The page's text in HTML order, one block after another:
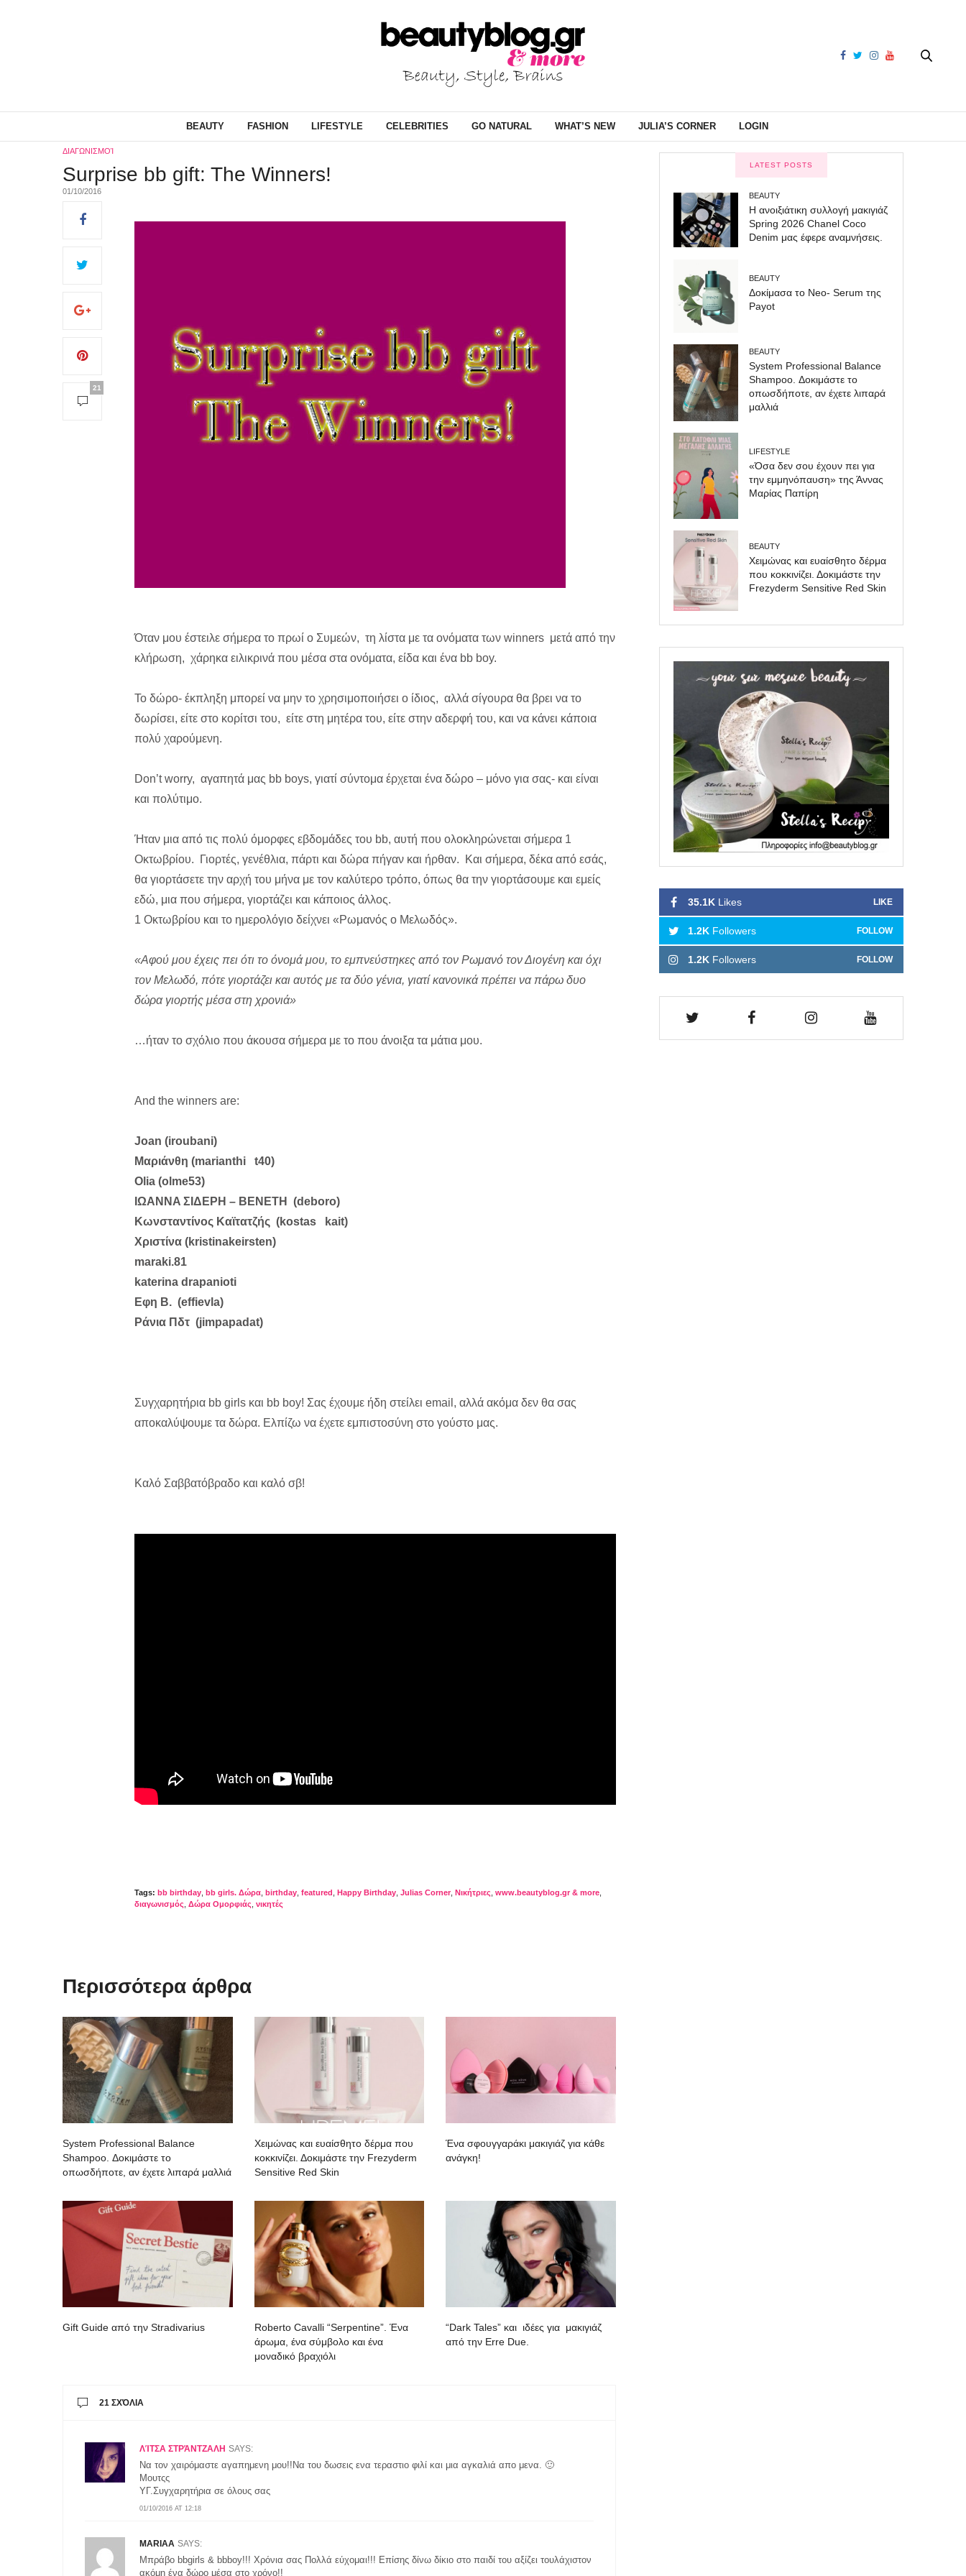
BEAUTY FASHION LIFESTYLE CELEBRITIES GO NATURAL WHAT’S NEW JULIA’S CORNER LOGIN
ΔΙΑΓΩΝΙΣΜΟΊ
Surprise bb gift: The Winners!
01/10/2016
21
Όταν μου έστειλε σήμερα το πρωί ο Συμεών, τη λίστα με τα ονόματα των winners μετά από την
κλήρωση, χάρηκα ειλικρινά που μέσα στα ονόματα, είδα και ένα bb boy.
Το δώρο- έκπληξη μπορεί να μην το χρησιμοποιήσει ο ίδιος, αλλά σίγουρα θα βρει να το
δωρίσει, είτε στο κορίτσι του, είτε στη μητέρα του, είτε στην αδερφή του, και να κάνει κάποια
πολύ χαρούμενη.
Don’t worry, αγαπητά μας bb boys, γιατί σύντομα έρχεται ένα δώρο – μόνο για σας- και είναι
και πολύτιμο.
Ήταν μια από τις πολύ όμορφες εβδομάδες του bb, αυτή που ολοκληρώνεται σήμερα 1
Οκτωβρίου. Γιορτές, γενέθλια, πάρτι και δώρα πήγαν και ήρθαν. Και σήμερα, δέκα από εσάς,
θα γιορτάσετε την αρχή του μήνα με τον καλύτερο τρόπο, όπως θα την γιορτάσουμε και εμείς
εδώ, μια που σήμερα, γιορτάζει και κάποιος άλλος.
1 Οκτωβρίου και το ημερολόγιο δείχνει «Ρωμανός ο Μελωδός».
«Αφού μου έχεις πει ότι το όνομά μου, το εμπνεύστηκες από τον Ρωμανό τον Διογένη και όχι
τον Μελωδό, πότε γιορτάζει και αυτός με τα δύο γένια, γιατί κανονικά πρέπει να πάρω δυο
δώρα γιορτής μέσα στη χρονιά»
…ήταν το σχόλιο που άκουσα σήμερα με το που άνοιξα τα μάτια μου.
And the winners are:
Joan (iroubani)
Μαριάνθη (marianthi t40)
Olia (olme53)
ΙΩΑΝΝA ΣΙΔΕΡΗ – ΒΕΝΕΤΗ (deboro)
Κωνσταντίνος Καϊτατζής (kostas kait)
Χριστίνα (kristinakeirsten)
maraki.81
katerina drapanioti
Εφη B. (effievla)
Ράνια Πδτ (jimpapadat)
Συγχαρητήρια bb girls και bb boy! Σας έχουμε ήδη στείλει email, αλλά ακόμα δεν θα σας
αποκαλύψουμε τα δώρα. Ελπίζω να έχετε εμπιστοσύνη στο γούστο μας.
Καλό Σαββατόβραδο και καλό σβ!
Tags: bb birthday bb girls. Δώρα birthday featured Happy Birthday Julias Corner Nικήτριες www.beautyblog.gr & more
διαγωνισμός Δώρα Ομορφιάς νικητές
Περισσότερα άρθρα
System Professional Balance
Shampoo. Δοκιμάστε το
οπωσδήποτε, αν έχετε λιπαρά μαλλιά
Χειμώνας και ευαίσθητο δέρμα που
κοκκινίζει. Δοκιμάστε την Frezyderm
Sensitive Red Skin
Ένα σφουγγαράκι μακιγιάζ για κάθε
ανάγκη!
Gift Guide από την Stradivarius
Roberto Cavalli “Serpentine”. Ένα
άρωμα, ένα σύμβολο και ένα
μοναδικό βραχιόλι
“Dark Tales” και ιδέες για μακιγιάζ
από την Erre Due.
21 ΣΧΌΛΙΑ
ΛΊΤΣΑ ΣΤΡΆΝΤΖΑΛΗ SAYS:
01/10/2016 AT 12:18
Να τον χαιρόμαστε αγαπημενη μου!!Να του δωσεις ενα τεραστιο φιλί και μια αγκαλιά απο μενα. 🙂
Μουτςς
ΥΓ.Συγχαρητήρια σε όλους σας
MARIAA SAYS:
Μπράβο bbgirls & bbboy!!! Χρόνια σας Πολλά εύχομαι!!! Επίσης δίνω δίκιο στο παιδί του αξίζει τουλάχιστον
ακόμη ένα δώρο μέσα στο χρόνο!!
LATEST POSTS
BEAUTY
Η ανοιξιάτικη συλλογή μακιγιάζ
Spring 2026 Chanel Coco
Denim μας έφερε αναμνήσεις.
BEAUTY
Δοκίμασα το Neo- Serum της
Payot
BEAUTY
System Professional Balance
Shampoo. Δοκιμάστε το
οπωσδήποτε, αν έχετε λιπαρά
μαλλιά
LIFESTYLE
«Όσα δεν σου έχουν πει για
την εμμηνόπαυση» της Άννας
Μαρίας Παπίρη
BEAUTY
Χειμώνας και ευαίσθητο δέρμα
που κοκκινίζει. Δοκιμάστε την
Frezyderm Sensitive Red Skin
35.1K Likes LIKE
1.2K Followers FOLLOW
1.2K Followers FOLLOW